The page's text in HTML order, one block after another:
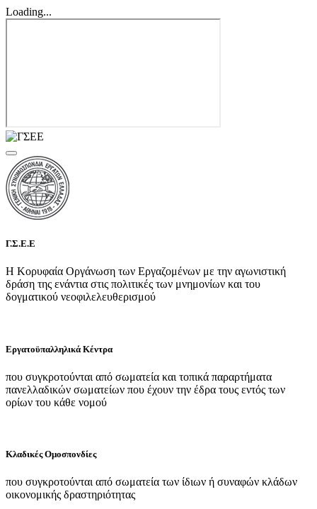
Loading...
Γ.Σ.Ε.Ε
Η Κορυφαία Οργάνωση των Εργαζομένων με την αγωνιστική
δράση της ενάντια στις πολιτικές των μνημονίων και του
δογματικού νεοφιλελευθερισμού
Εργατοϋπαλληλικά Κέντρα
που συγκροτούνται από σωματεία και τοπικά παραρτήματα
πανελλαδικών σωματείων που έχουν την έδρα τους εντός των
ορίων του κάθε νομού
Κλαδικές Ομοσπονδίες
που συγκροτούνται από σωματεία των ίδιων ή συναφών κλάδων
οικονομικής δραστηριότητας